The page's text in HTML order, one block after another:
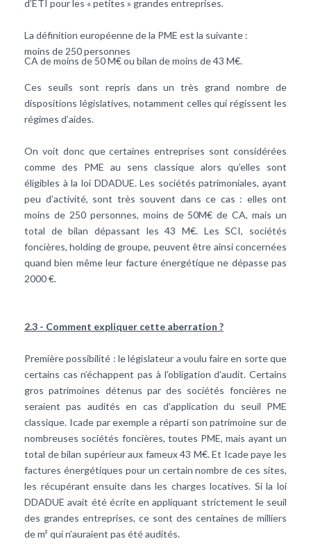
d’ETI pour les « petites » grandes entreprises.
La définition européenne de la PME est la suivante :
moins de 250 personnes
CA de moins de 50 M€ ou bilan de moins de 43 M€.
Ces seuils sont repris dans un très grand nombre de
dispositions législatives, notamment celles qui régissent les
régimes d’aides.
On voit donc que certaines entreprises sont considérées
comme des PME au sens classique alors qu’elles sont
éligibles à la loi DDADUE. Les sociétés patrimoniales, ayant
peu d’activité, sont très souvent dans ce cas : elles ont
moins de 250 personnes, moins de 50M€ de CA, mais un
total de bilan dépassant les 43 M€. Les SCI, sociétés
foncières, holding de groupe, peuvent être ainsi concernées
quand bien même leur facture énergétique ne dépasse pas
2000 €.
2.3 - Comment expliquer cette aberration ?
Première possibilité : le législateur a voulu faire en sorte que
certains cas n’échappent pas à l’obligation d’audit. Certains
gros patrimoines détenus par des sociétés foncières ne
seraient pas audités en cas d’application du seuil PME
classique. Icade par exemple a réparti son patrimoine sur de
nombreuses sociétés foncières, toutes PME, mais ayant un
total de bilan supérieur aux fameux 43 M€. Et Icade paye les
factures énergétiques pour un certain nombre de ces sites,
les récupérant ensuite dans les charges locatives. Si la loi
DDADUE avait été écrite en appliquant strictement le seuil
des grandes entreprises, ce sont des centaines de milliers
de m² qui n’auraient pas été audités.